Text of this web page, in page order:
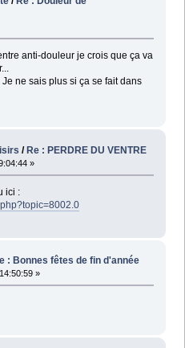
anti-douleur je crois que ça va
ne sais plus si ça se fait dans
/Re : PERDRE DU VENTRE
»
ici :
: Bonnes fêtes de fin d'année
»